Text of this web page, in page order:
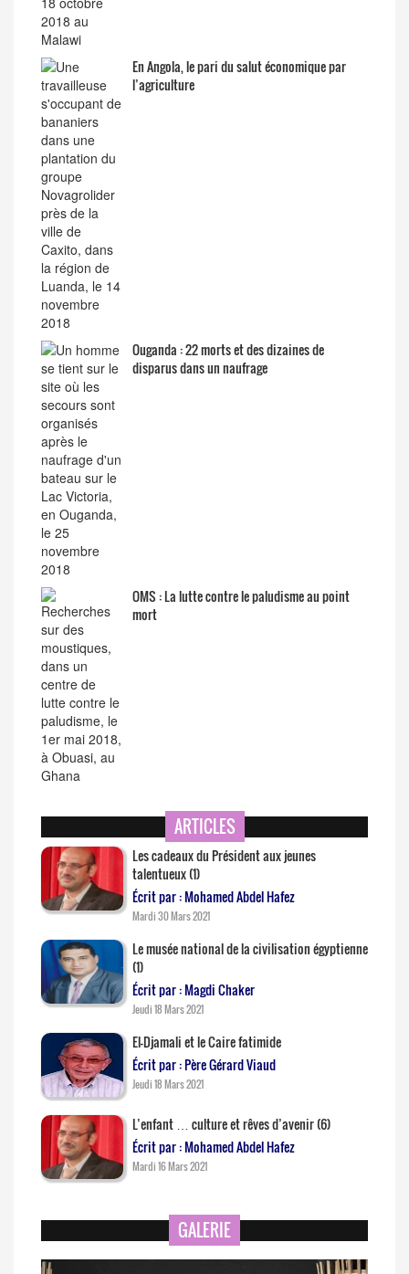
En Angola, le pari du salut économique par
l’agriculture
Ouganda : 22 morts et des dizaines de
disparus dans un naufrage
OMS : La lutte contre le paludisme au point
mort
ARTICLES
Les cadeaux du Président aux jeunes
talentueux (1)
Écrit par : Mohamed Abdel Hafez
Mardi 30 Mars 2021
Le musée national de la civilisation égyptienne
(1)
Écrit par : Magdi Chaker
Jeudi 18 Mars 2021
El-Djamali et le Caire fatimide
Écrit par : Père Gérard Viaud
Jeudi 18 Mars 2021
L’enfant … culture et rêves d’avenir (6)
Écrit par : Mohamed Abdel Hafez
Mardi 16 Mars 2021
GALERIE